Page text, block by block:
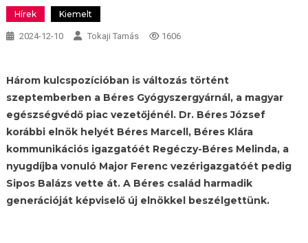
Hírek Kiemelt
2024-12-10 Tokaji Tamás 1606
Három kulcspozícióban is változás történt
szeptemberben a Béres Gyógyszergyárnál, a magyar
egészségvédő piac vezetőjénél. Dr. Béres József
korábbi elnök helyét Béres Marcell, Béres Klára
kommunikációs igazgatóét Regéczy-Béres Melinda, a
nyugdíjba vonuló Major Ferenc vezérigazgatóét pedig
Sipos Balázs vette át. A Béres család harmadik
generációját képviselő új elnökkel beszélgettünk.